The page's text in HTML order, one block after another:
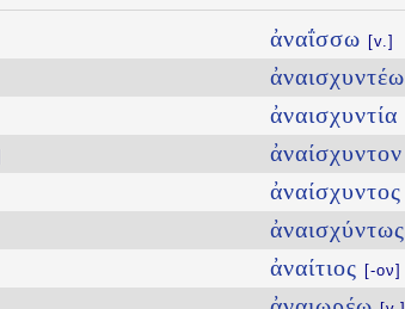
ἀναΐσσω [v.]
ἀναισχυντέω
ἀναισχυντία
ἀναίσχυντον
ἀναίσχυντος
ἀναισχύντως
ἀναίτιος [-ον]